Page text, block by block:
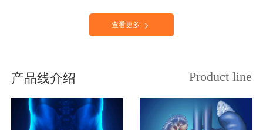
查看更多
产品线介绍 Product line